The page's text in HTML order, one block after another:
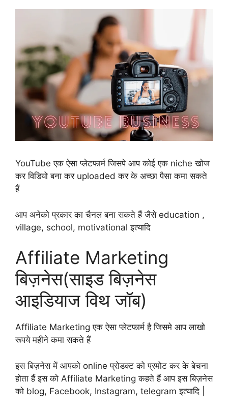
YouTube एक ऐसा प्लेटफार्म जिसपे आप कोई एक niche खोज
कर विडियो बना कर uploaded कर के अच्छा पैसा कमा सकते
हैं
आप अनेको प्रकार का चैनल बना सकते हैं जैसे education ,
village, school, motivational इत्यादि
Affiliate Marketing
बिज़नेस(साइड बिज़नेस
आइडियाज विथ जॉब)
Affiliate Marketing एक ऐसा प्लेटफार्म है जिसमे आप लाखो
रूपये महीने कमा सकते हैं
इस बिज़नेस में आपको online प्रोडक्ट को प्रमोट कर के बेचना
होता हैं इस को Affiliate Marketing कहते हैं आप इस बिज़नेस
को blog, Facebook, Instagram, telegram इत्यादि |